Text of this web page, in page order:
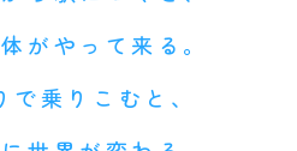
がやって来る。
で乗りこむと、